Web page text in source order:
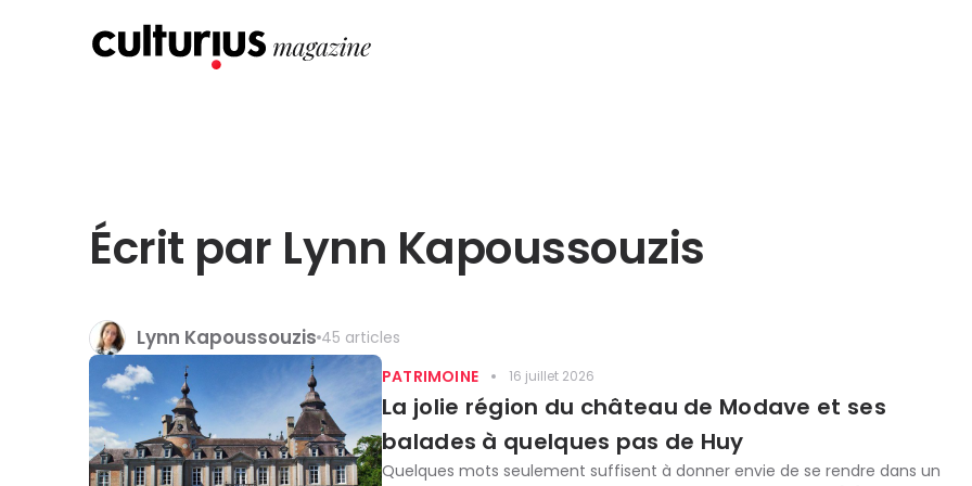
Écrit par Lynn Kapoussouzis
Lynn Kapoussouzis 45 articles
PATRIMOINE
16 juillet 2026
La jolie région du château de Modave et ses
balades à quelques pas de Huy
Quelques mots seulement suffisent à donner envie de se rendre dans un